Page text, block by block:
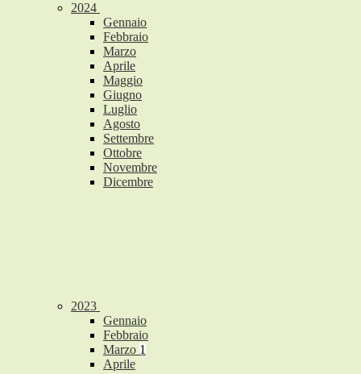
2024
Gennaio
Febbraio
Marzo
Aprile
Maggio
Giugno
Luglio
Agosto
Settembre
Ottobre
Novembre
Dicembre
2023
Gennaio
Febbraio
Marzo 1
Aprile